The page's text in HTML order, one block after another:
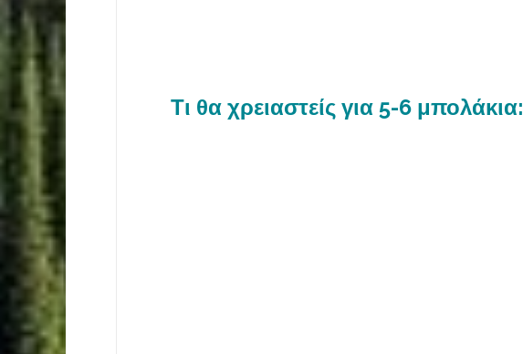
Τι θα χρειαστείς για 5-6 μπολάκια: